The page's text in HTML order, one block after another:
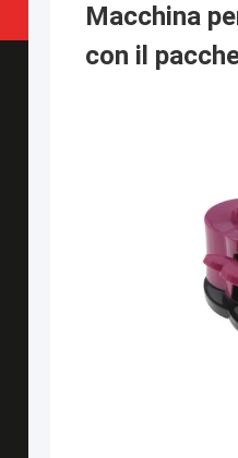
Macchina
con il